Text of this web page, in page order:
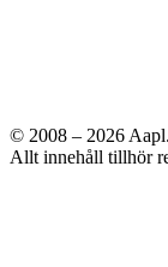
© 2008 – 2026
Allt innehåll tillhör